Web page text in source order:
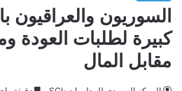
السوريون والعراقيون
كبيرة لطلبات العودة
مقابل المال